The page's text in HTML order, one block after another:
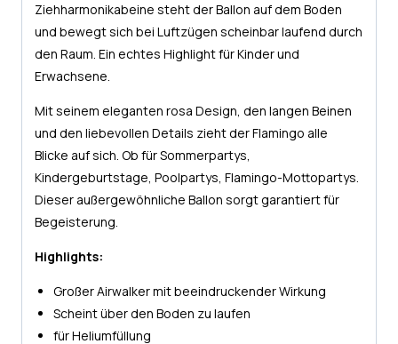
Ziehharmonikabeine steht der Ballon auf dem Boden
und bewegt sich bei Luftzügen scheinbar laufend durch
den Raum. Ein echtes Highlight für Kinder und
Erwachsene.
Mit seinem eleganten rosa Design, den langen Beinen
und den liebevollen Details zieht der Flamingo alle
Blicke auf sich. Ob für Sommerpartys,
Kindergeburtstage, Poolpartys, Flamingo-Mottopartys.
Dieser außergewöhnliche Ballon sorgt garantiert für
Begeisterung.
Highlights:
Großer Airwalker mit beeindruckender Wirkung
Scheint über den Boden zu laufen
für Heliumfüllung